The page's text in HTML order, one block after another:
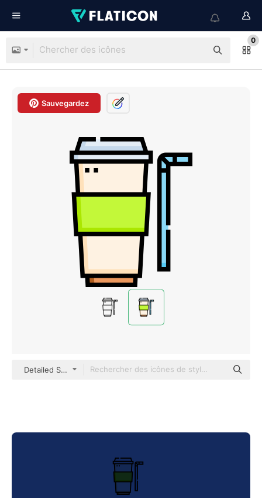
0
Sauvegardez
Detailed Straight Lineal color